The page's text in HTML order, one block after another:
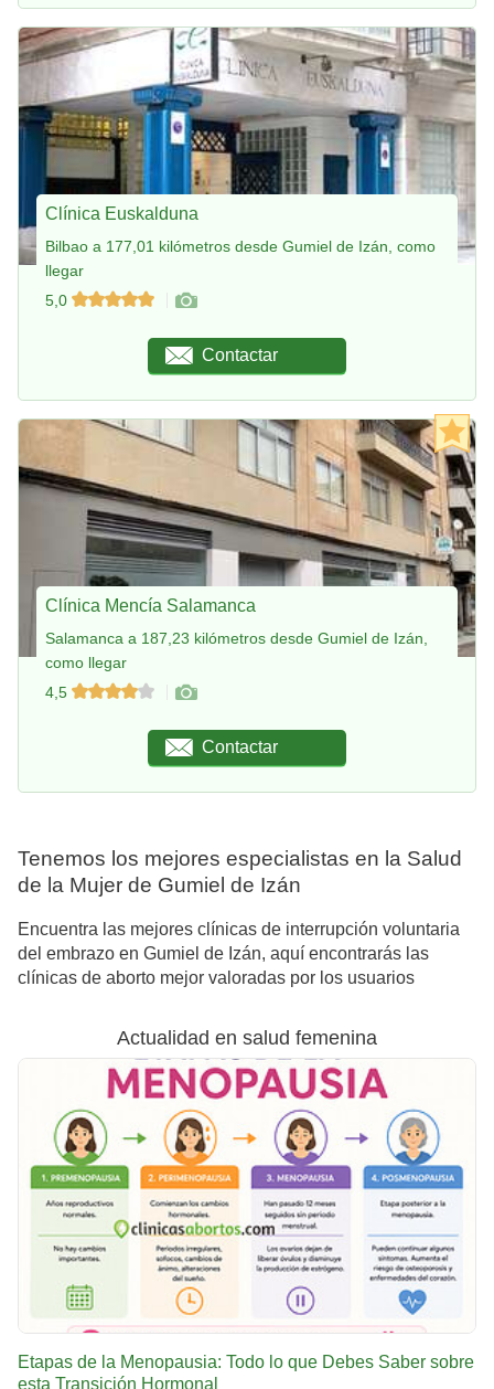
Clínica Euskalduna
Bilbao a 177,01 kilómetros desde Gumiel de Izán, como
llegar
5,0
Contactar
Clínica Mencía Salamanca
Salamanca a 187,23 kilómetros desde Gumiel de Izán,
como llegar
4,5
Contactar
Tenemos los mejores especialistas en la Salud
de la Mujer de Gumiel de Izán
Encuentra las mejores clínicas de interrupción voluntaria
del embrazo en Gumiel de Izán, aquí encontrarás las
clínicas de aborto mejor valoradas por los usuarios
Actualidad en salud femenina
Etapas de la Menopausia: Todo lo que Debes Saber sobre
esta Transición Hormonal